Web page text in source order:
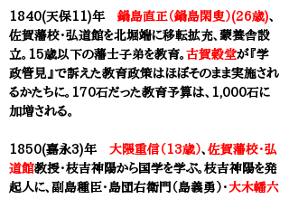
1840(天保11)年 鍋島直正（鍋島閑叟）(26歳)、
佐賀藩校・弘道館を北堀端に移転拡充、蒙養舎設
立。15歳以下の藩士子弟を教育。 古賀穀堂が『学
政管見』で訴えた教育政策はほぼそのまま実施され
るかたちに。170石だった教育予算は、1,000石に
加増される。
1850(嘉永3)年 大隈重信（13歳）、 佐賀藩校・弘
道館教授・枝吉神陽から国学を学ぶ。枝吉神陽を発
起人に、副島種臣・島団右衛門（島義勇）・大木幡六